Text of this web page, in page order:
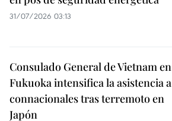
31/07/2026 03:13
Consulado General de Vietnam en
Fukuoka intensifica la asistencia a
connacionales tras terremoto en
Japón